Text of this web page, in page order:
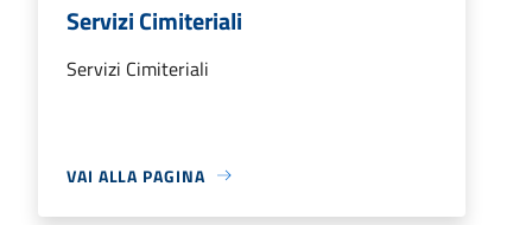
Servizi Cimiteriali
Servizi Cimiteriali
VAI ALLA PAGINA